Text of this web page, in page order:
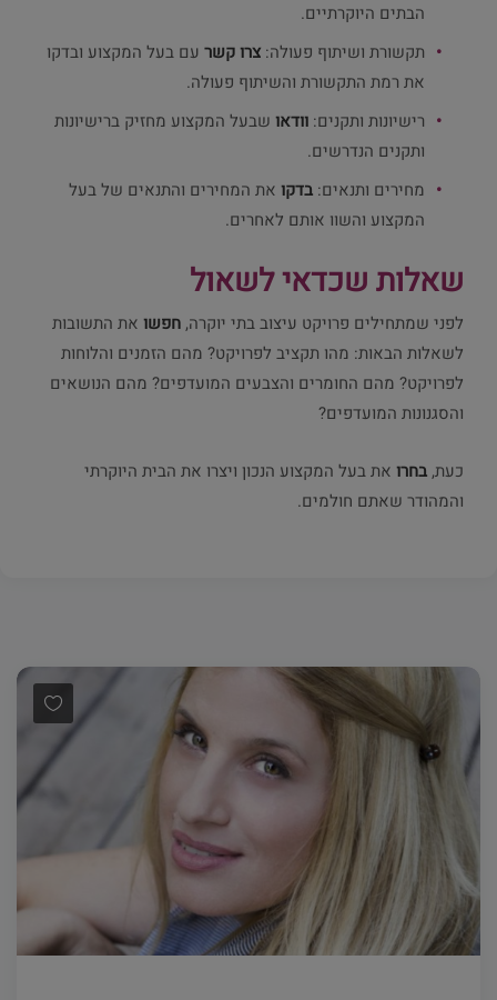
הבתים היוקרתיים.
תקשורת ושיתוף פעולה: צרו קשר עם בעל המקצוע ובדקו
את רמת התקשורת והשיתוף פעולה.
רישיונות ותקנים: וודאו שבעל המקצוע מחזיק ברישיונות
ותקנים הנדרשים.
מחירים ותנאים: בדקו את המחירים והתנאים של בעל
המקצוע והשוו אותם לאחרים.
שאלות שכדאי לשאול
לפני שמתחילים פרויקט עיצוב בתי יוקרה, חפשו את התשובות
לשאלות הבאות: מהו תקציב לפרויקט? מהם הזמנים והלוחות
לפרויקט? מהם החומרים והצבעים המועדפים? מהם הנושאים
והסגנונות המועדפים?
כעת, בחרו את בעל המקצוע הנכון ויצרו את הבית היוקרתי
והמהודר שאתם חולמים.